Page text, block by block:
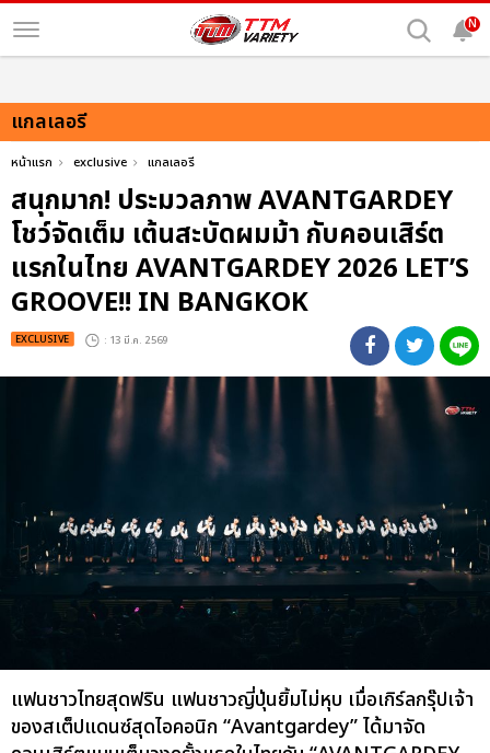
N
แกลเลอรี
หน้าแรก exclusive แกลเลอรี
สนุกมาก! ประมวลภาพ AVANTGARDEY
โชว์จัดเต็ม เต้นสะบัดผมม้า กับคอนเสิร์ต
แรกในไทย AVANTGARDEY 2026 LET’S
GROOVE!! IN BANGKOK
EXCLUSIVE : 13 มี.ค. 2569
แฟนชาวไทยสุดฟริน แฟนชาวญี่ปุ่นยิ้มไม่หุบ เมื่อเกิร์ลกรุ๊ปเจ้า
ของสเต็ปแดนซ์สุดไอคอนิก “Avantgardey” ได้มาจัด